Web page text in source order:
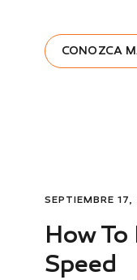
CONOZCA
SEPTIEMBRE
How
Speed